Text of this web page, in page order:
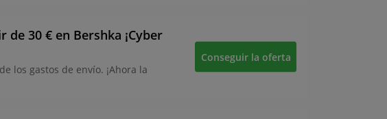
de 30 € en Bershka ¡Cyber
los gastos de envío. ¡Ahora la
Conseguir la oferta